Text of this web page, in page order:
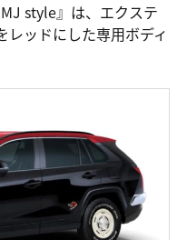
style』は、エクステ
レッドにした専用ボディ